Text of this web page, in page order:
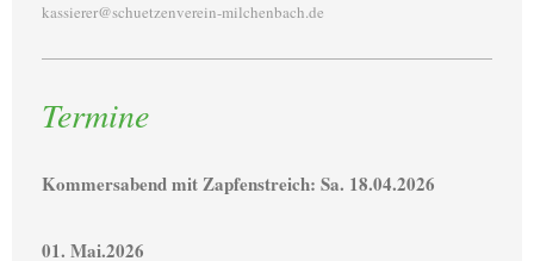
kassierer@schuetzenverein-milchenbach.de
Termine
Kommersabend mit Zapfenstreich: Sa. 18.04.2026
01. Mai.2026